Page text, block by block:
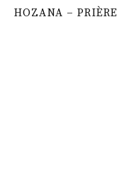
HOZANA – PRIÈRE